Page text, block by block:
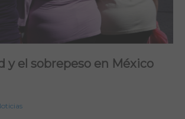
y el sobrepeso en México